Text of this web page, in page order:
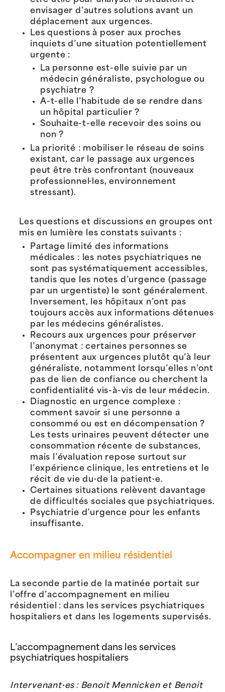
envisager d’autres solutions avant un
déplacement aux urgences.
Les questions à poser aux proches
inquiets d’une situation potentiellement
urgente :
La personne est-elle suivie par un
médecin généraliste, psychologue ou
psychiatre ?
A-t-elle l’habitude de se rendre dans
un hôpital particulier ?
Souhaite-t-elle recevoir des soins ou
non ?
La priorité : mobiliser le réseau de soins
existant, car le passage aux urgences
peut être très confrontant (nouveaux
professionnel·les, environnement
stressant).
Les questions et discussions en groupes ont
mis en lumière les constats suivants :
Partage limité des informations
médicales : les notes psychiatriques ne
sont pas systématiquement accessibles,
tandis que les notes d’urgence (passage
par un urgentiste) le sont généralement.
Inversement, les hôpitaux n’ont pas
toujours accès aux informations détenues
par les médecins généralistes.
Recours aux urgences pour préserver
l’anonymat : certaines personnes se
présentent aux urgences plutôt qu’à leur
généraliste, notamment lorsqu’elles n’ont
pas de lien de confiance ou cherchent la
confidentialité vis-à-vis de leur médecin.
Diagnostic en urgence complexe :
comment savoir si une personne a
consommé ou est en décompensation ?
Les tests urinaires peuvent détecter une
consommation récente de substances,
mais l’évaluation repose surtout sur
l’expérience clinique, les entretiens et le
récit de vie du·de la patient·e.
Certaines situations relèvent davantage
de difficultés sociales que psychiatriques.
Psychiatrie d’urgence pour les enfants
insuffisante.
Accompagner en milieu résidentiel
La seconde partie de la matinée portait sur
l’offre d’accompagnement en milieu
résidentiel : dans les services psychiatriques
hospitaliers et dans les logements supervisés.
L’accompagnement dans les services
psychiatriques hospitaliers
Intervenant·es : Benoit Mennicken et Benoit